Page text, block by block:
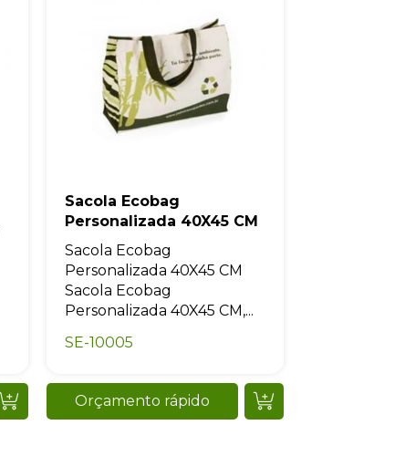
Sacola Ecobag
Personalizada 40X45 CM
Sacola Ecobag
Personalizada 40X45 CM
Sacola Ecobag
Personalizada 40X45 CM,...
SE-10005
Orçamento rápido
privacidade, utilizaremos seus dados apenas para
marketing. Você pode alterar suas preferências a
momento.